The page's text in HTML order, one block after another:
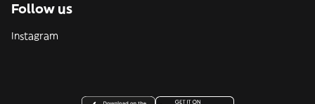
Follow us
Instagram